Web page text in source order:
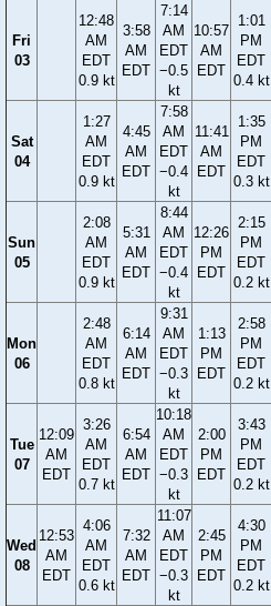
Fri
03
12:48
AM
EDT
0.9 kt
3:58
AM
EDT
7:14
AM
EDT
−0.5
kt
10:57
AM
EDT
1:01
PM
EDT
0.4 kt
Sat
04
1:27
AM
EDT
0.9 kt
4:45
AM
EDT
7:58
AM
EDT
−0.4
kt
11:41
AM
EDT
1:35
PM
EDT
0.3 kt
Sun
05
2:08
AM
EDT
0.9 kt
5:31
AM
EDT
8:44
AM
EDT
−0.4
kt
12:26
PM
EDT
2:15
PM
EDT
0.2 kt
Mon
06
2:48
AM
EDT
0.8 kt
6:14
AM
EDT
9:31
AM
EDT
−0.3
kt
1:13
PM
EDT
2:58
PM
EDT
0.2 kt
Tue
07
12:09
AM
EDT
3:26
AM
EDT
0.7 kt
6:54
AM
EDT
10:18
AM
EDT
−0.3
kt
2:00
PM
EDT
3:43
PM
EDT
0.2 kt
Wed
08
12:53
AM
EDT
4:06
AM
EDT
0.6 kt
7:32
AM
EDT
11:07
AM
EDT
−0.3
kt
2:45
PM
EDT
4:30
PM
EDT
0.2 kt